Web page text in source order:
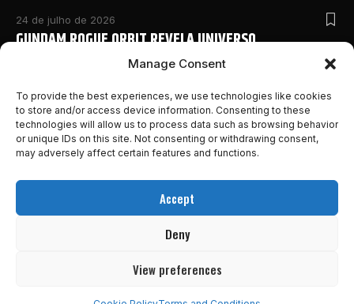
Manage Consent
To provide the best experiences, we use technologies like cookies
to store and/or access device information. Consenting to these
technologies will allow us to process data such as browsing behavior
or unique IDs on this site. Not consenting or withdrawing consent,
may adversely affect certain features and functions.
Accept
Deny
View preferences
24 de julho de 2026
GUNDAM ROGUE ORBIT REVELA UNIVERSO
COMPARTILHADO COM NOVO ANIME E DETALHES
24 de julho de 2026
MONSTER HUNTER OUTLANDERS ABRE PRÉ-REGISTRO E
REVELA NOVOS DETALHES DA AVENTURA MOBILE DA
FRANQUIA
24 de julho de 2026
MARVEL’S WOLVERINE GANHA NOVO E INSANO TRAILER